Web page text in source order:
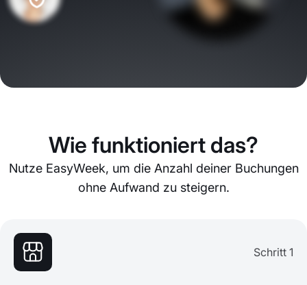
Wie funktioniert das?
Nutze EasyWeek, um die Anzahl deiner Buchungen
ohne Aufwand zu steigern.
Schritt 1